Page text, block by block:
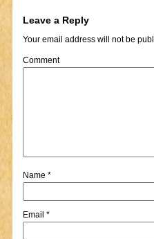
Leave a Reply
Your email address will not be
Comment
Name *
Email *